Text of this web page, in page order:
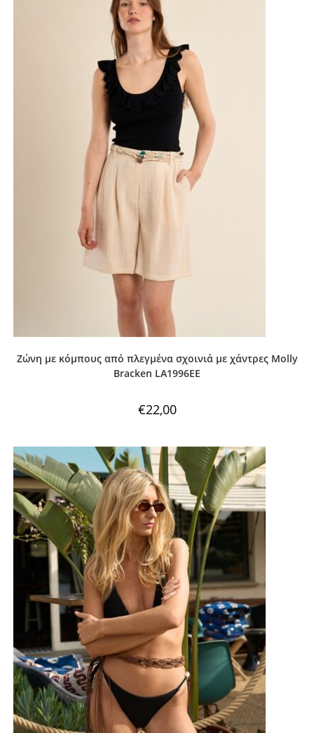
Ζώνη με κόμπους από πλεγμένα σχοινιά με χάντρες Molly
Bracken LA1996EE
€22,00